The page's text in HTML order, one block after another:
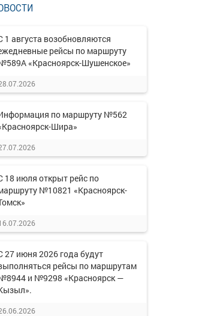
1 августа возобновляются
рейсы по маршруту
«Красноярск-Шушенское»
по маршруту №562
Шира»
18 июля открыт рейс по
№10821 «Красноярск-
27 июня 2026 года будут
рейсы по маршрутам
и №9298 «Красноярск —